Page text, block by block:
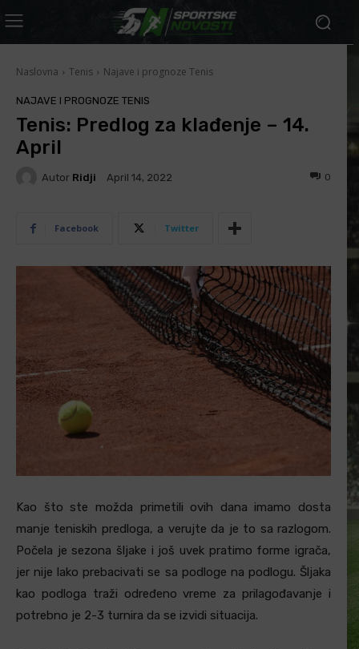
Naslovna Tenis Najave i prognoze Tenis
NAJAVE I PROGNOZE TENIS
Tenis: Predlog za klađenje – 14.
April
Autor Ridji April 14, 2022 0
Facebook Twitter
Kao što ste možda primetili ovih dana imamo dosta
manje teniskih predloga, a verujte da je to sa razlogom.
Počela je sezona šljake i još uvek pratimo forme igrača,
jer nije lako prebacivati se sa podloge na podlogu. Šljaka
kao podloga traži određeno vreme za prilagođavanje i
potrebno je 2-3 turnira da se izvidi situacija.